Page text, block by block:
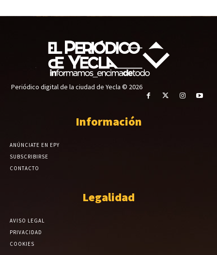
Periódico digital de la ciudad de Yecla © 2026
Información
ANÚNCIATE EN EPY
SUBSCRIBIRSE
CONTACTO
Legalidad
AVISO LEGAL
PRIVACIDAD
COOKIES